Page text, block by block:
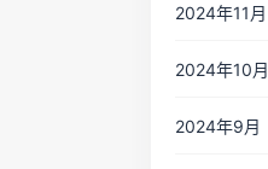
2024年11月
2024年10月
2024年9月